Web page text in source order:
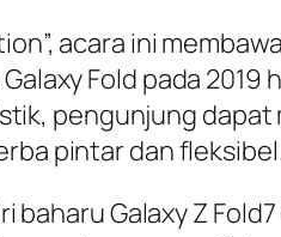
acara ini
Fold pada
pengunjung dapat
pintar dan
Galaxy Z